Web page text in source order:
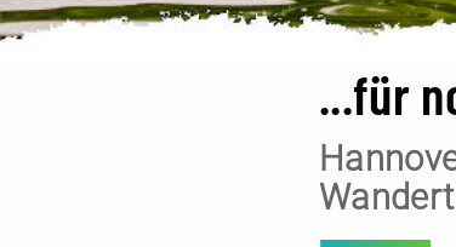
...für